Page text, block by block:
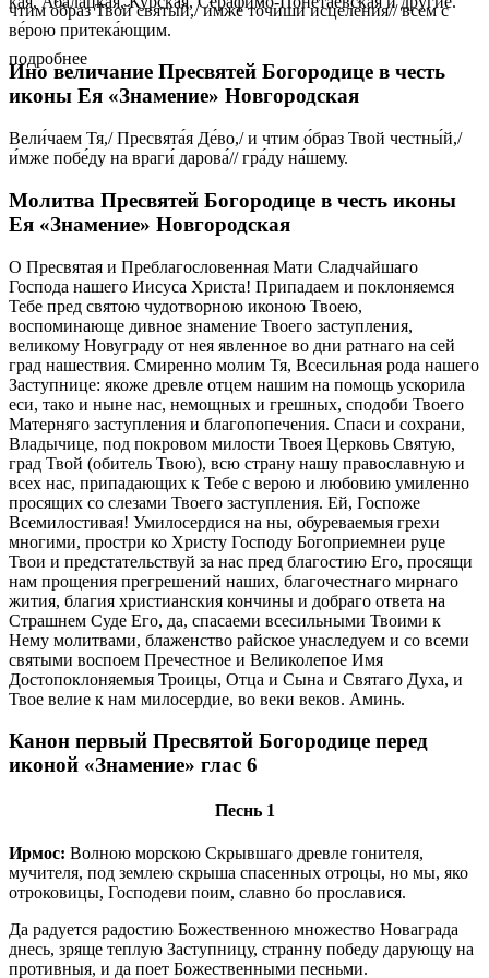
подробнее
чтим о́браз Твой святы́й,/ и́мже то́чиши исцеле́ния// всем с
ве́рою притека́ющим.
Ино величание Пресвятей Богородице в честь
иконы Ея «Знамение» Новгородская
Вели́чаем Тя,/ Пресвята́я Де́во,/ и чтим о́браз Твой честны́й,/
и́мже побе́ду на враги́ дарова́// гра́ду на́шему.
Молитва Пресвятей Богородице в честь иконы
Ея «Знамение» Новгородская
О Пресвятая и Преблагословенная Мати Сладчайшаго
Господа нашего Иисуса Христа! Припадаем и поклоняемся
Тебе пред святою чудотворною иконою Твоею,
воспоминающе дивное знамение Твоего заступления,
великому Новуграду от нея явленное во дни ратнаго на сей
град нашествия. Смиренно молим Тя, Всесильная рода нашего
Заступнице: якоже древле отцем нашим на помощь ускорила
еси, тако и ныне нас, немощных и грешных, сподоби Твоего
Матерняго заступления и благопопечения. Спаси и сохрани,
Владычице, под покровом милости Твоея Церковь Святую,
град Твой (обитель Твою), всю страну нашу православную и
всех нас, припадающих к Тебе с верою и любовию умиленно
просящих со слезами Твоего заступления. Ей, Госпоже
Всемилостивая! Умилосердися на ны, обуреваемыя грехи
многими, простри ко Христу Господу Богоприемнеи руце
Твои и предстательствуй за нас пред благостию Его, просящи
нам прощения прегрешений наших, благочестнаго мирнаго
жития, благия христианския кончины и добраго ответа на
Страшнем Суде Его, да, спасаеми всесильными Твоими к
Нему молитвами, блаженство райское унаследуем и со всеми
святыми воспоем Пречестное и Великолепое Имя
Достопоклоняемыя Троицы, Отца и Сына и Святаго Духа, и
Твое велие к нам милосердие, во веки веков. Аминь.
Канон первый Пресвятой Богородице перед
иконой «Знамение» глас 6
Песнь 1
Ирмос: Волною морскою Скрывшаго древле гонителя,
мучителя, под землею скрыша спасенных отроцы, но мы, яко
отроковицы, Господеви поим, славно бо прославися.
Да радуется радостию Божественною множество Новаграда
днесь, зряще теплую Заступницу, странну победу дарующу на
противныя, и да поет Божественными песньми.